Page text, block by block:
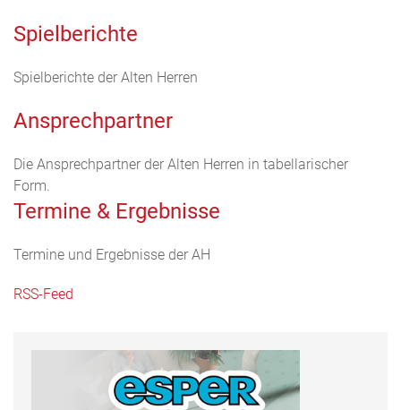
Spielberichte
Spielberichte der Alten Herren
Ansprechpartner
Die Ansprechpartner der Alten Herren in tabellarischer
Form.
Termine & Ergebnisse
Termine und Ergebnisse der AH
RSS-Feed